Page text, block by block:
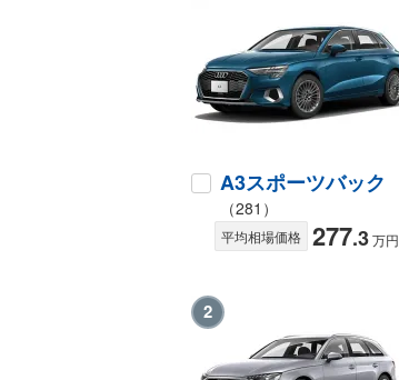
A3スポーツバック
（281）
平均相場価格 277.3万円
2